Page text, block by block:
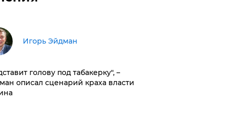
Игорь Эйдман
голову под табакерку", –
описал сценарий краха власти